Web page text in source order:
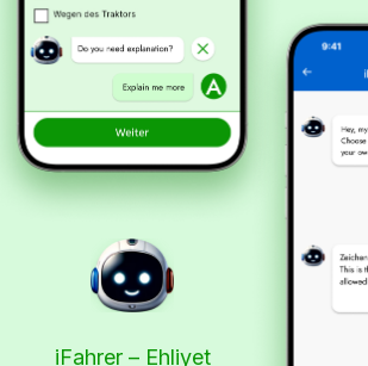
iFahrer – Ehliyet